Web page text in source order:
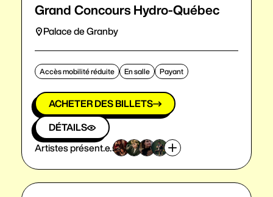
Grand Concours Hydro-Québec
Palace de Granby
Accès mobilité réduite En salle Payant
ACHETER DES BILLETS
DÉTAILS
Artistes présent.e.s